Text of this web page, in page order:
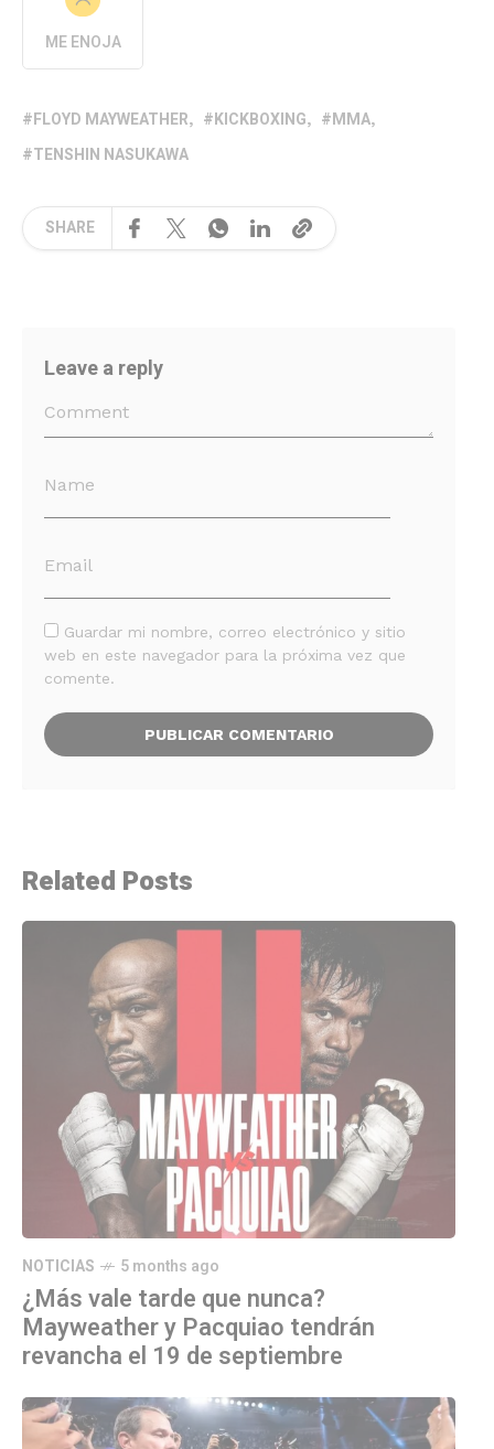
ME ENOJA
FLOYD MAYWEATHER KICKBOXING
MMA
TENSHIN NASUKAWA
SHARE
Leave a reply
Guardar mi nombre, correo electrónico y sitio
web en este navegador para la próxima vez que
comente.
Related Posts
NOTICIAS 5 months ago
¿Más vale tarde que nunca?
Mayweather y Pacquiao tendrán
revancha el 19 de septiembre